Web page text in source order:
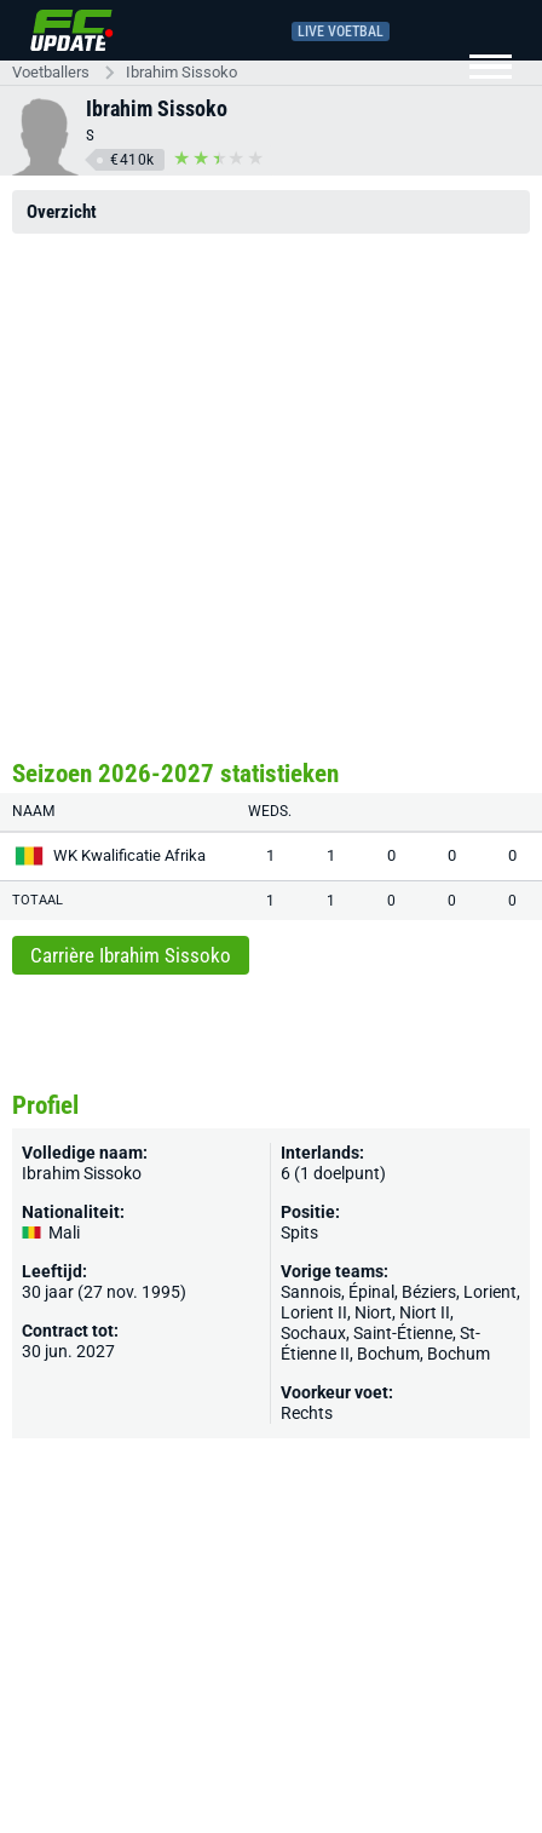
LIVE VOETBAL
Voetballers Ibrahim Sissoko
Ibrahim Sissoko
S
€410k
Overzicht
Seizoen 2026-2027 statistieken
NAAM WEDS.
WK Kwalificatie Afrika 1 1 0 0 0
TOTAAL 1 1 0 0 0
Carrière Ibrahim Sissoko
Profiel
Volledige naam:
Ibrahim Sissoko
Nationaliteit:
Mali
Leeftijd:
30 jaar (27 nov. 1995)
Contract tot:
30 jun. 2027
Interlands:
6 (1 doelpunt)
Positie:
Spits
Vorige teams:
Sannois, Épinal , Béziers, Lorient,
Lorient II, Niort, Niort II,
Sochaux,Saint-Étienne, St-
Étienne II, Bochum, Bochum
Voorkeur voet:
Rechts